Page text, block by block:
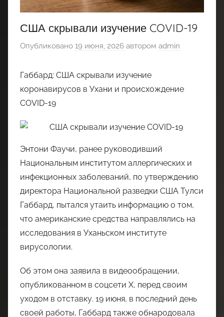
США скрывали изучение COVID-19
Опубликовано 19 июня, 2026 автором admin
Габбард: США скрывали изучение
коронавирусов в Ухани и происхождение
COVID-19
Энтони Фаучи, ранее руководивший
Национальным институтом аллергических и
инфекционных заболеваний, по утверждению
директора Национальной разведки США Тулси
Габбард, пытался утаить информацию о том,
что американские средства направлялись на
исследования в Уханьском институте
вирусологии.
Об этом она заявила в видеообращении,
опубликованном в соцсети X, перед своим
уходом в отставку. 19 июня, в последний день
своей работы, Габбард также обнародовала